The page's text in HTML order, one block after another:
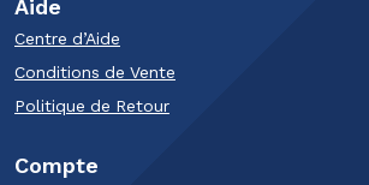
Aide
Centre d’Aide
Conditions de Vente
Politique de Retour
Compte